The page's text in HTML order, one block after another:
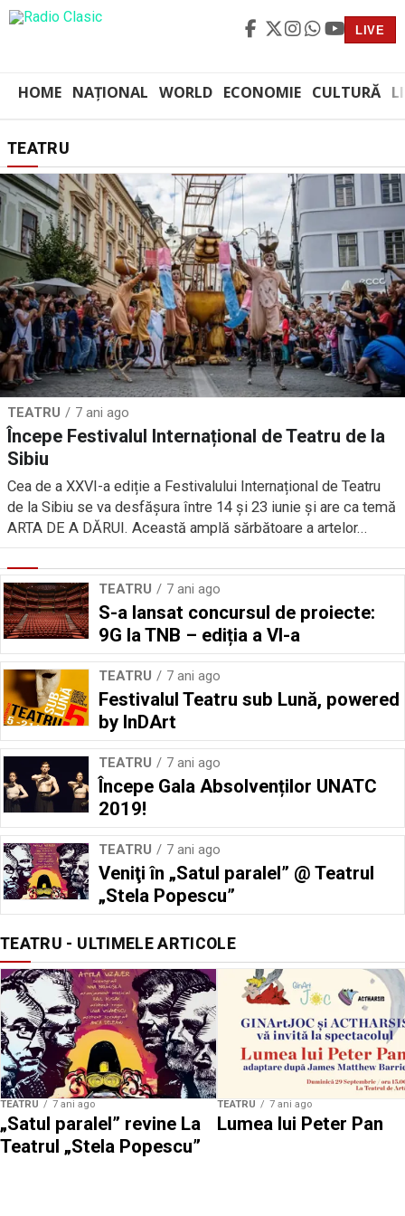
LIVE
HOME NAȚIONAL WORLD ECONOMIE CULTURĂ
TEATRU
TEATRU 7 ani ago
Începe Festivalul Internațional de Teatru de la
Sibiu
Cea de a XXVI-a ediție a Festivalului Internațional de Teatru
de la Sibiu se va desfășura între 14 și 23 iunie și are ca temă
ARTA DE A DĂRUI. Această amplă sărbătoare a artelor...
TEATRU 7 ani ago
S-a lansat concursul de proiecte:
9G la TNB – ediția a VI-a
TEATRU 7 ani ago
Festivalul Teatru sub Lună, powered
by InDArt
TEATRU 7 ani ago
Începe Gala Absolvenților UNATC
2019!
TEATRU 7 ani ago
Veniţi în „Satul paralel” @ Teatrul
„Stela Popescu”
TEATRU - ULTIMELE ARTICOLE
TEATRU 7 ani ago
„Satul paralel” revine La
Teatrul „Stela Popescu”
TEATRU 7 ani ago
Lumea lui Peter Pan